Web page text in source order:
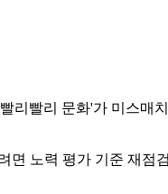
리빨리 문화'가 미스매
면 노력 평가 기준 재점